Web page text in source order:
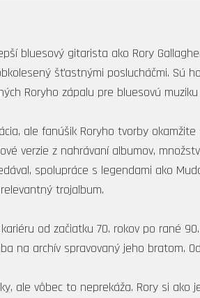
bluesový gitarista ako Rory
šťastnými poslucháčmi. Sú
Roryho zápalu pre bluesovú
ale fanúšik Roryho tvorby
verzie z nahrávaní albumov,
spolupráce s legendami ako
trojalbum.
od začiatku 70. rokov po rané
na archív spravovaný jeho bratom.
ale vôbec to neprekáža. Rory si